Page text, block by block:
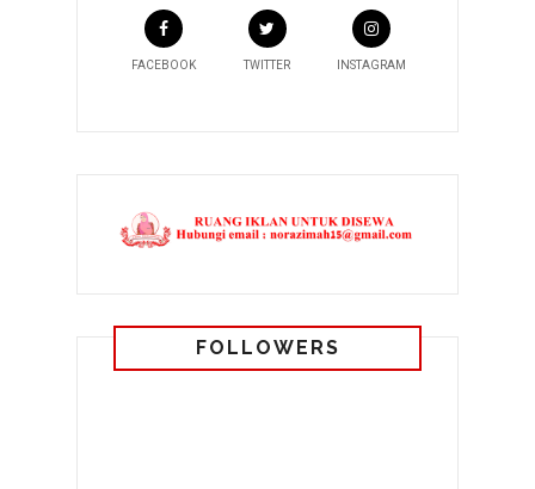
FACEBOOK TWITTER INSTAGRAM
FOLLOWERS